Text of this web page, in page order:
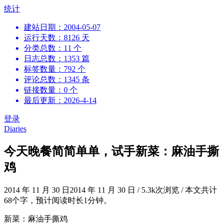
跳
统计
建站日期：2004-05-07
运行天数：8126 天
分类总数：11 个
日志总数：1353 篇
标签数量：792 个
评论总数：1345 条
链接数量：0 个
最后更新：2026-4-14
登录
Diaries
今天晚餐简简单单，试手新菜：麻油手撕
鸡
2014 年 11 月 30 日 2014 年 11 月 30 日 /5.3k次浏览 /本文共计
68个字，预计阅读时长1分钟。
新菜：麻油手撕鸡